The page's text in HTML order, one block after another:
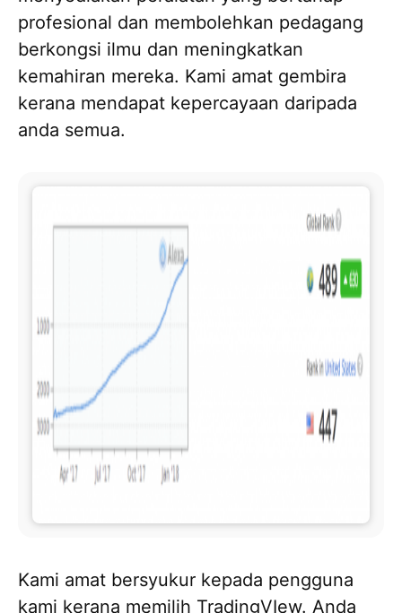
profesional dan membolehkan pedagang
berkongsi ilmu dan meningkatkan
kemahiran mereka. Kami amat gembira
kerana mendapat kepercayaan daripada
anda semua.
Kami amat bersyukur kepada pengguna
kami kerana memilih TradingVIew. Anda